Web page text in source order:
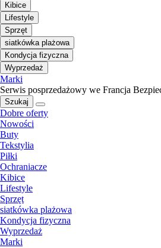
Kibice
Lifestyle
Sprzęt
siatkówka plażowa
Kondycja fizyczna
Wyprzedaż
Marki
Serwis posprzedażowy we Francja
Szukaj
Dobre oferty
Nowości
Buty
Tekstylia
Piłki
Ochraniacze
Kibice
Lifestyle
Sprzęt
siatkówka plażowa
Kondycja fizyczna
Wyprzedaż
Marki